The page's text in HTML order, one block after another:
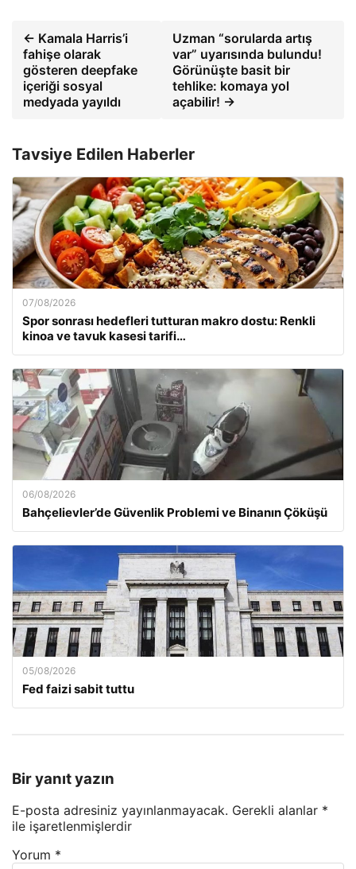
← Kamala Harris’i
fahişe olarak
gösteren deepfake
içeriği sosyal
medyada yayıldı
Uzman “sorularda artış
var” uyarısında bulundu!
Görünüşte basit bir
tehlike: komaya yol
açabilir! →
Tavsiye Edilen Haberler
07/08/2026
Spor sonrası hedefleri tutturan makro dostu: Renkli
kinoa ve tavuk kasesi tarifi…
06/08/2026
Bahçelievler’de Güvenlik Problemi ve Binanın Çöküşü
05/08/2026
Fed faizi sabit tuttu
Bir yanıt yazın
E-posta adresiniz yayınlanmayacak. Gerekli alanlar *
ile işaretlenmişlerdir
Yorum *